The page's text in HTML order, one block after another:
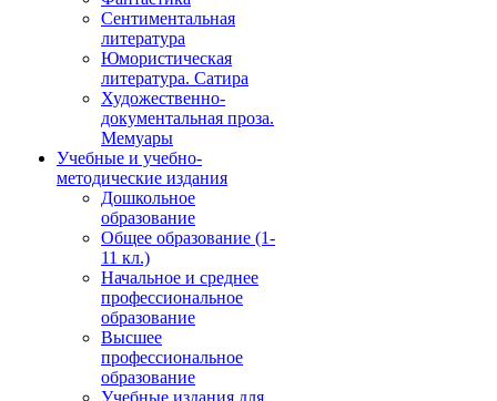
Сентиментальная
литература
Юмористическая
литература. Сатира
Художественно-
документальная проза.
Мемуары
Учебные и учебно-
методические издания
Дошкольное
образование
Общее образование (1-
11 кл.)
Начальное и среднее
профессиональное
образование
Высшее
профессиональное
образование
Учебные издания для